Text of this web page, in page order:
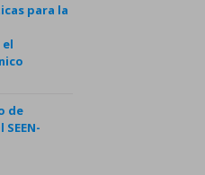
para la
de